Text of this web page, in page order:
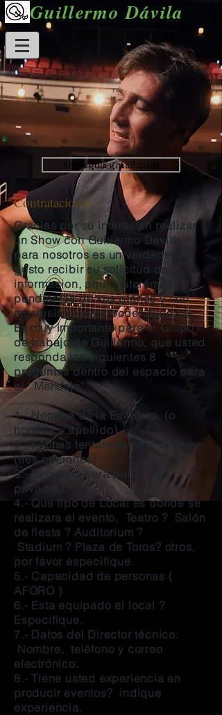
Guillermo Dávila
showgd@gmail.com
Contrataciones.
Gracias por su interes en realizar
un Show con Guillermo Davila,
para nosotros es un verdadero
gusto recibir su solicitud de
informacion, aqui estarémos
pendientes de sus planes y con
muchisimo gusto poder ayudarle.
Es muy importante para el Grupo
de trabajo de Guillermo, que usted
responda las siguientes 8
preguntas dentro del espacio para
el " Mensaje"
1.- Nombre de la Empresa. (o
nombre y apellido)
2 .-Fechas tentativas para el show
(tres opciones).
3.- El evento será publico o
privado ?
4.- Que tipo de Local es donde se
realizara el evento, Teatro ? Salón
de fiesta ? Auditorium ?
Stadium ? Plaza de Toros? otros,
por favor especifique.
5.- Capacidad de personas (
AFORO )
6.- Esta equipado el local ?
Especifique.
7.- Datos del Director técnico:
Nombre, teléfono y correo
electrónico.
8.- Tiene usted experiencia en
producir eventos? indique
experiencia.